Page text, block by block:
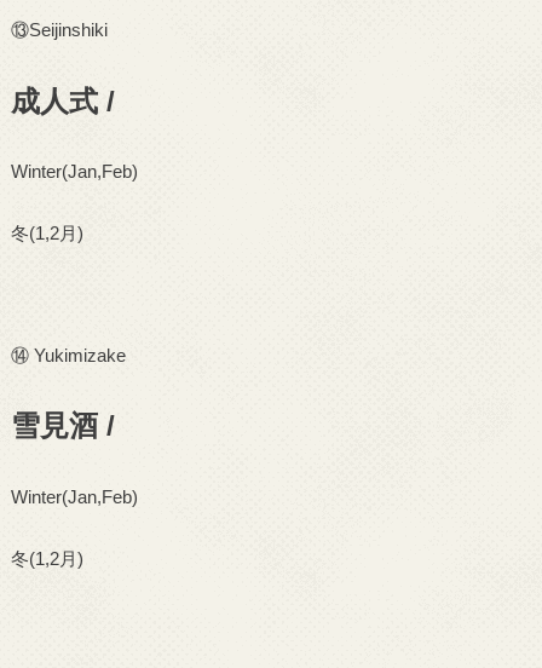
⑬Seijinshiki
成人式 /
Winter(Jan,Feb)
冬(1,2月)
⑭Yukimizake
雪見酒 /
Winter(Jan,Feb)
冬(1,2月)